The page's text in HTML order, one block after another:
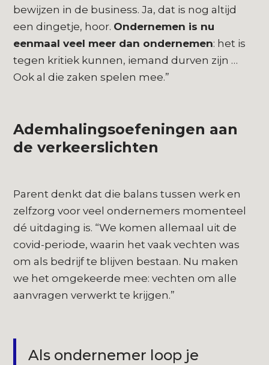
bewijzen in de business. Ja, dat is nog altijd
een dingetje, hoor. Ondernemen is nu
eenmaal veel meer dan ondernemen: het is
tegen kritiek kunnen, iemand durven zijn …
Ook al die zaken spelen mee.”
Ademhalingsoefeningen aan
de verkeerslichten
Parent denkt dat die balans tussen werk en
zelfzorg voor veel ondernemers momenteel
dé uitdaging is. “We komen allemaal uit de
covid-periode, waarin het vaak vechten was
om als bedrijf te blijven bestaan. Nu maken
we het omgekeerde mee: vechten om alle
aanvragen verwerkt te krijgen.”
Als ondernemer loop je